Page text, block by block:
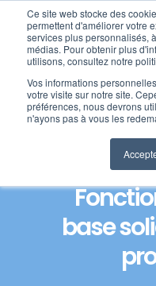
Ce site web stocke des
permettent d'améliorer votre
services plus personnalisés,
médias. Pour obtenir plus
utilisons, consultez notre
Vos informations
votre visite sur notre site.
préférences, nous devrons
n'ayons pas à vous les
Passer
contenu
Home»AMOA SIRH :
Spécifications
base